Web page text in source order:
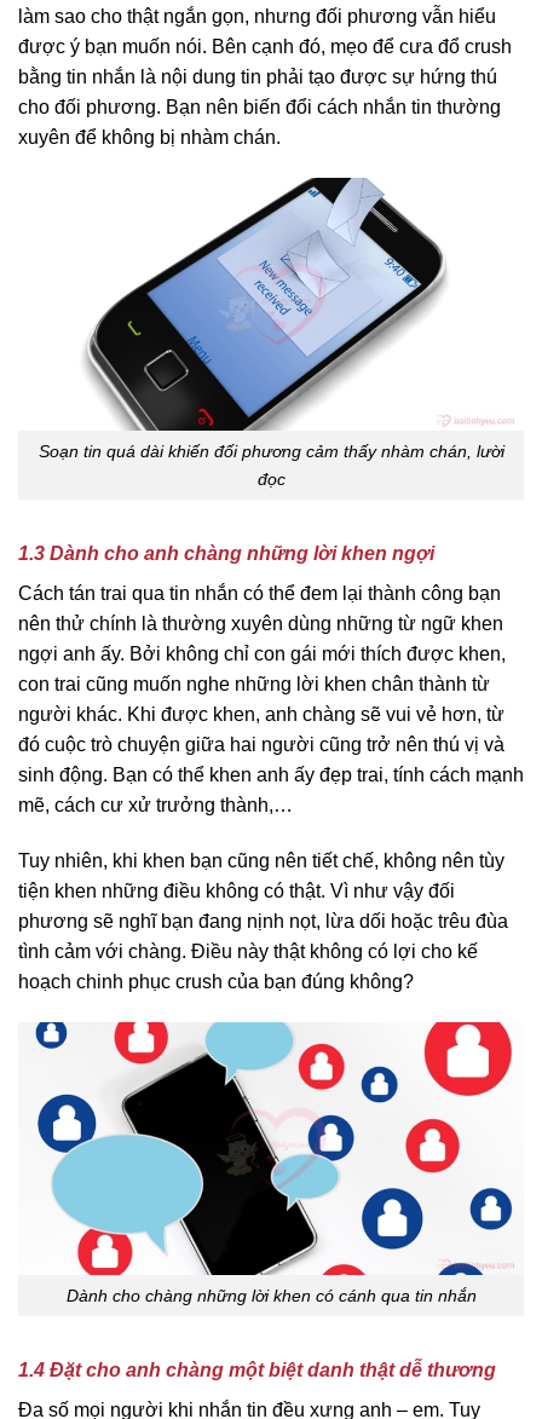
làm sao cho thật ngắn gọn, nhưng đối phương vẫn hiểu
được ý bạn muốn nói. Bên cạnh đó, mẹo để cưa đổ crush
bằng tin nhắn là nội dung tin phải tạo được sự hứng thú
cho đối phương. Bạn nên biến đổi cách nhắn tin thường
xuyên để không bị nhàm chán.
Soạn tin quá dài khiến đối phương cảm thấy nhàm chán, lười
đọc
1.3 Dành cho anh chàng những lời khen ngợi
Cách tán trai qua tin nhắn có thể đem lại thành công bạn
nên thử chính là thường xuyên dùng những từ ngữ khen
ngợi anh ấy. Bởi không chỉ con gái mới thích được khen,
con trai cũng muốn nghe những lời khen chân thành từ
người khác. Khi được khen, anh chàng sẽ vui vẻ hơn, từ
đó cuộc trò chuyện giữa hai người cũng trở nên thú vị và
sinh động. Bạn có thể khen anh ấy đẹp trai, tính cách mạnh
mẽ, cách cư xử trưởng thành,…
Tuy nhiên, khi khen bạn cũng nên tiết chế, không nên tùy
tiện khen những điều không có thật. Vì như vậy đối
phương sẽ nghĩ bạn đang nịnh nọt, lừa dối hoặc trêu đùa
tình cảm với chàng. Điều này thật không có lợi cho kế
hoạch chinh phục crush của bạn đúng không?
Dành cho chàng những lời khen có cánh qua tin nhắn
1.4 Đặt cho anh chàng một biệt danh thật dễ thương
Đa số mọi người khi nhắn tin đều xưng anh – em. Tuy